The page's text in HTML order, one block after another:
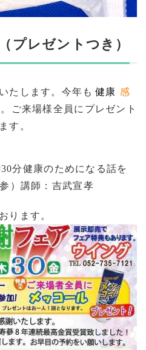
プレゼントつき）
たします。今年も 健康 感
ご来場様全員にプレゼント
す。
分健康のためになる話を
）講師：吉武宣孝
ります。